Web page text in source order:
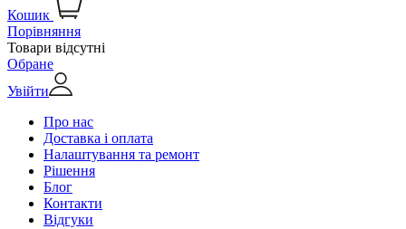
Кошик
Порівняння
Товари відсутні
Обране
Увійти
Про нас
Доставка і оплата
Налаштування та ремонт
Рішення
Блог
Контакти
Відгуки